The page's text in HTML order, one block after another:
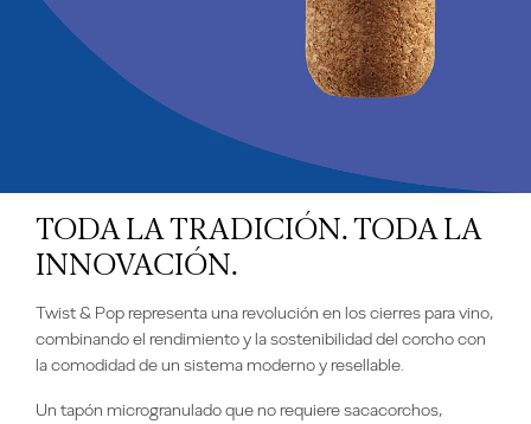
TODA LA TRADICIÓN. TODA LA
INNOVACIÓN.
Twist & Pop representa una revolución en los cierres para vino,
combinando el rendimiento y la sostenibilidad del corcho con
la comodidad de un sistema moderno y resellable.
Un tapón microgranulado que no requiere sacacorchos,